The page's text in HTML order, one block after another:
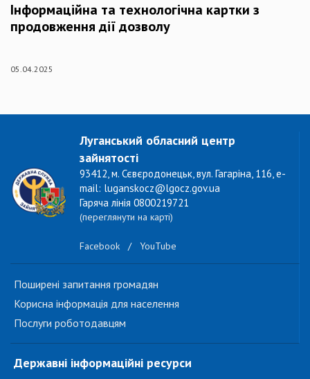
Інформаційна та технологічна картки з
продовження дії дозволу
05.04.2025
Луганський обласний центр
зайнятості
93412, м. Сєвєродонецьк, вул. Гагаріна, 116, e-
mail: luganskocz@lgocz.gov.ua
Гаряча лінія 0800219721
(переглянути на карті)
Facebook / YouTube
Поширені запитання громадян
Корисна інформація для населення
Послуги роботодавцям
Державні інформаційні ресурси